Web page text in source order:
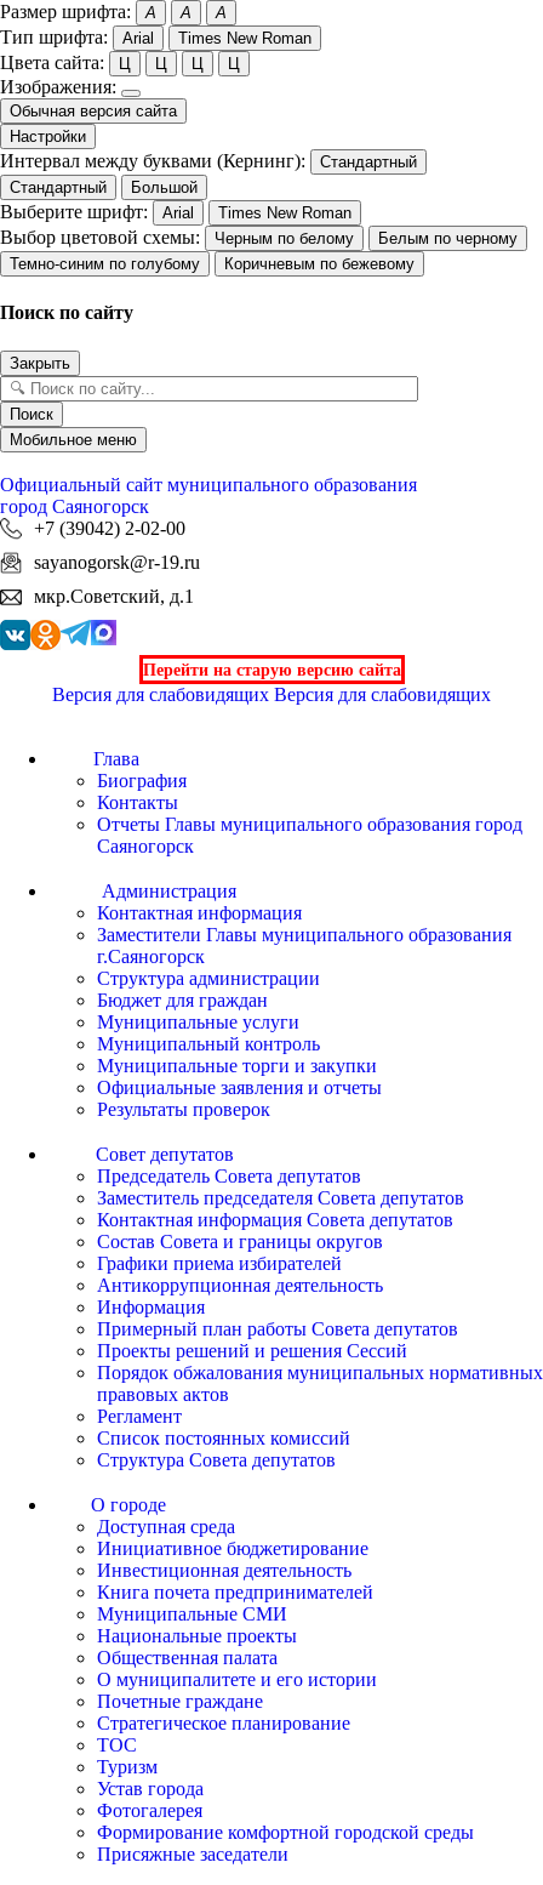
Размер шрифта: A A A
Тип шрифта: Arial Times New Roman
Цвета сайта: Ц Ц Ц Ц
Изображения:
Обычная версия сайта
Настройки
Интервал между буквами (Кернинг):
Стандартный
Стандартный
Большой
Выберите шрифт: Arial Times New Roman
Выбор цветовой схемы: Черным по белому
Белым по черному
Темно-синим по голубому
Коричневым по бежевому
Поиск по сайту
Закрыть
Поиск
Мобильное меню
Официальный сайт муниципального образования
город Саяногорск
+7 (39042) 2-02-00
sayanogorsk@r-19.ru
мкр.Советский, д.1
Перейти на старую версию сайта
Версия для слабовидящих Версия для слабовидящих
Глава
Биография
Контакты
Отчеты Главы муниципального образования город
Саяногорск
Администрация
Контактная информация
Заместители Главы муниципального образования
г.Саяногорск
Структура администрации
Бюджет для граждан
Муниципальные услуги
Муниципальный контроль
Муниципальные торги и закупки
Официальные заявления и отчеты
Результаты проверок
Совет депутатов
Председатель Совета депутатов
Заместитель председателя Совета депутатов
Контактная информация Совета депутатов
Состав Совета и границы округов
Графики приема избирателей
Антикоррупционная деятельность
Информация
Примерный план работы Совета депутатов
Проекты решений и решения Сессий
Порядок обжалования муниципальных нормативных
правовых актов
Регламент
Список постоянных комиссий
Структура Совета депутатов
О городе
Доступная среда
Инициативное бюджетирование
Инвестиционная деятельность
Книга почета предпринимателей
Муниципальные СМИ
Национальные проекты
Общественная палата
О муниципалитете и его истории
Почетные граждане
Стратегическое планирование
ТОС
Туризм
Устав города
Фотогалерея
Формирование комфортной городской среды
Присяжные заседатели